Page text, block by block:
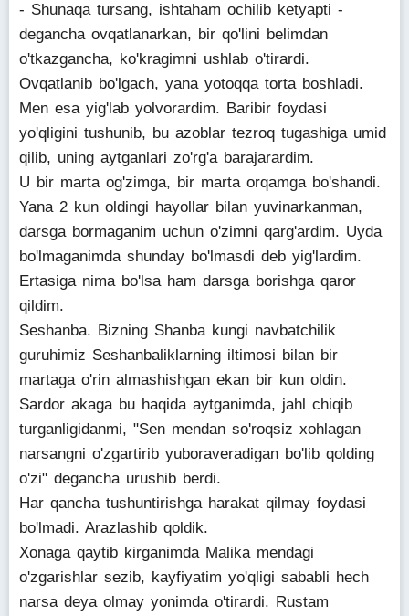
- Shunaqa tursang, ishtaham ochilib ketyapti -
degancha ovqatlanarkan, bir qo'lini belimdan
o'tkazgancha, ko'kragimni ushlab o'tirardi.
Ovqatlanib bo'lgach, yana yotoqqa torta boshladi.
Men esa yig'lab yolvorardim. Baribir foydasi
yo'qligini tushunib, bu azoblar tezroq tugashiga umid
qilib, uning aytganlari zo'rg'a barajarardim.
U bir marta og'zimga, bir marta orqamga bo'shandi.
Yana 2 kun oldingi hayollar bilan yuvinarkanman,
darsga bormaganim uchun o'zimni qarg'ardim. Uyda
bo'lmaganimda shunday bo'lmasdi deb yig'lardim.
Ertasiga nima bo'lsa ham darsga borishga qaror
qildim.
Seshanba. Bizning Shanba kungi navbatchilik
guruhimiz Seshanbaliklarning iltimosi bilan bir
martaga o'rin almashishgan ekan bir kun oldin.
Sardor akaga bu haqida aytganimda, jahl chiqib
turganligidanmi, "Sen mendan so'roqsiz xohlagan
narsangni o'zgartirib yuboraveradigan bo'lib qolding
o'zi" degancha urushib berdi.
Har qancha tushuntirishga harakat qilmay foydasi
bo'lmadi. Arazlashib qoldik.
Xonaga qaytib kirganimda Malika mendagi
o'zgarishlar sezib, kayfiyatim yo'qligi sababli hech
narsa deya olmay yonimda o'tirardi. Rustam